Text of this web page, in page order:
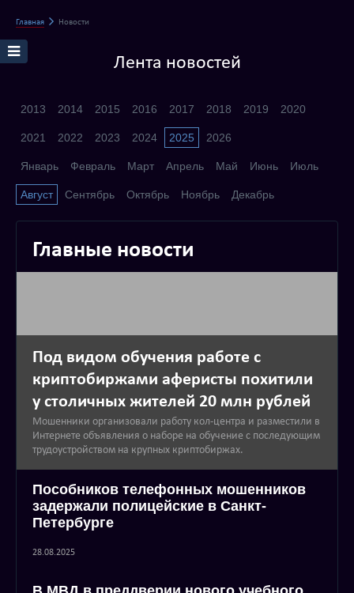
Главная Новости
Лента новостей
2013 2014 2015 2016 2017 2018 2019 2020
2021 2022 2023 2024 2025 2026
Январь Февраль Март Апрель Май Июнь Июль
Август Сентябрь Октябрь Ноябрь Декабрь
Главные новости
Под видом обучения работе с
криптобиржами аферисты похитили
у столичных жителей 20 млн рублей
Мошенники организовали работу кол-центра и разместили в
Интернете объявления о наборе на обучение с последующим
трудоустройством на крупных криптобиржах.
Пособников телефонных мошенников
задержали полицейские в Санкт-
Петербурге
28.08.2025